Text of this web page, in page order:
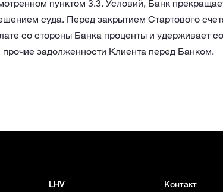
пунктом 3.3. Условий, Банк
суда. Перед закрытием Стартового
со стороны Банка проценты и удерживает
прочие задолженности Клиента перед Банком.
LHV
Контакт